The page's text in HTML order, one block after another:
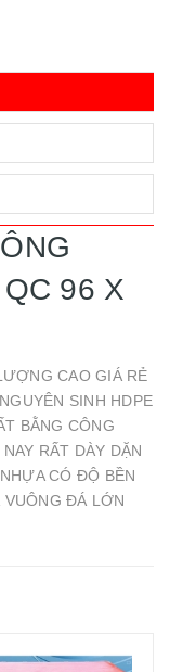
96 X
CAO GIÁ RẺ
SINH HDPE
BẰNG CÔNG
RẤT DÀY DẶN
CÓ ĐỘ BỀN
ĐÁ LỚN